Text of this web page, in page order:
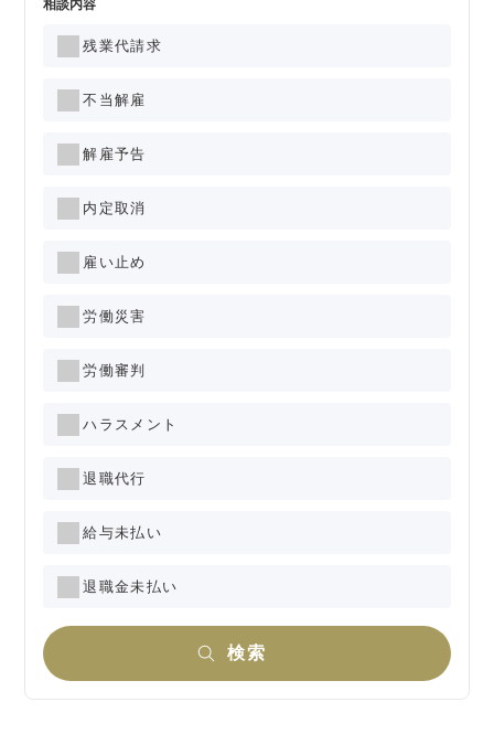
相談内容
残業代請求
不当解雇
解雇予告
内定取消
雇い止め
労働災害
労働審判
ハラスメント
退職代行
給与未払い
退職金未払い
検索